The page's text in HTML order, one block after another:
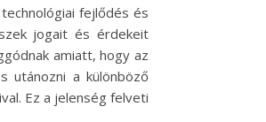
fejlődés és
jogait és érdekeit
amiatt, hogy az
utánozni a különböző
Ez a jelenség felveti